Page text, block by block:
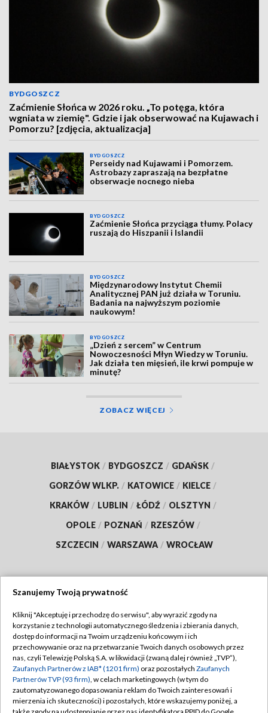
BYDGOSZCZ
Zaćmienie Słońca w 2026 roku. „To potęga, która
wgniata w ziemię". Gdzie i jak obserwować na Kujawach i
Pomorzu? [zdjęcia, aktualizacja]
BYDGOSZCZ
Perseidy nad Kujawami i Pomorzem.
Astrobazy zapraszają na bezpłatne
obserwacje nocnego nieba
BYDGOSZCZ
Zaćmienie Słońca przyciąga tłumy. Polacy
ruszają do Hiszpanii i Islandii
BYDGOSZCZ
Międzynarodowy Instytut Chemii
Analitycznej PAN już działa w Toruniu.
Badania na najwyższym poziomie
naukowym!
BYDGOSZCZ
„Dzień z sercem” w Centrum
Nowoczesności Młyn Wiedzy w Toruniu.
Jak działa ten mięsień, ile krwi pompuje w
minutę?
ZOBACZ WIĘCEJ
BIAŁYSTOK / BYDGOSZCZ / GDAŃSK /
GORZÓW WLKP. / KATOWICE / KIELCE /
KRAKÓW / LUBLIN / ŁÓDŹ / OLSZTYN /
OPOLE / POZNAŃ / RZESZÓW /
SZCZECIN / WARSZAWA / WROCŁAW
TVP
Abonament TVP
Emisja w TVP
Centrum informacji TVP
Naziemna Telewizja Cyfrowa
Regulamin TVP
Polityka prywatności
Moje zgody
Pomoc
Szanujemy Twoją prywatność
Kliknij "Akceptuję i przechodzę do serwisu", aby wyrazić zgody na
korzystanie z technologii automatycznego śledzenia i zbierania danych,
dostęp do informacji na Twoim urządzeniu końcowym i ich
przechowywanie oraz na przetwarzanie Twoich danych osobowych przez
nas, czyli Telewizję Polską S.A. w likwidacji (zwaną dalej również „TVP”),
Zaufanych Partnerów z IAB* (1201 firm) oraz pozostałych Zaufanych
Partnerów TVP (93 firm), w celach marketingowych (w tym do
zautomatyzowanego dopasowania reklam do Twoich zainteresowań i
mierzenia ich skuteczności) i pozostałych, które wskazujemy poniżej, a